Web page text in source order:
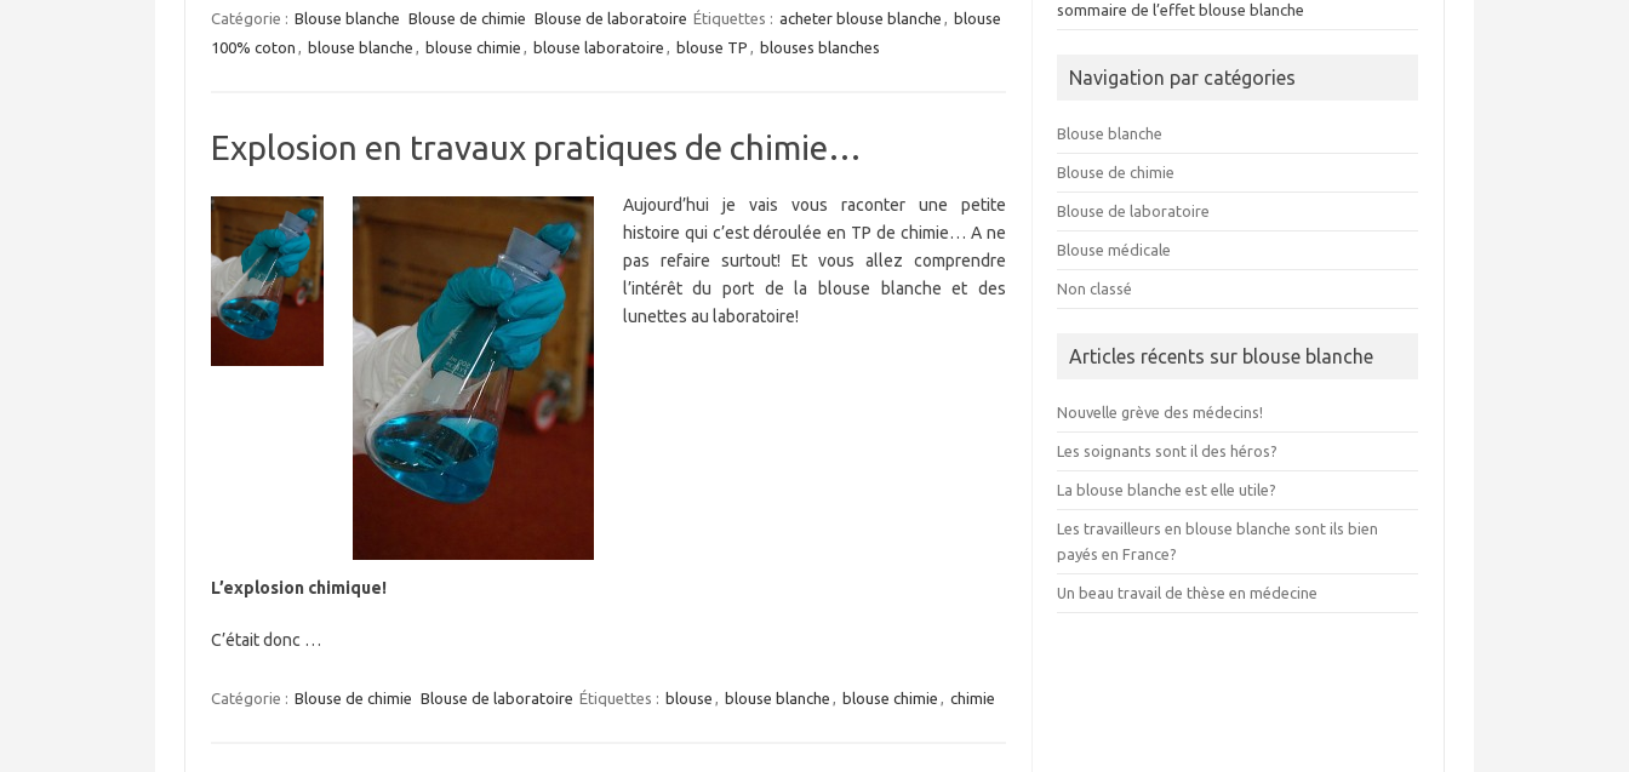
Catégorie : Blouse blanche Blouse de chimie Blouse de laboratoire Étiquettes : acheter blouse blanche , blouse
100% coton , blouse blanche , blouse chimie , blouse laboratoire , blouse TP , blouses blanches
Explosion en travaux pratiques de chimie…
Aujourd’hui je vais vous raconter une petite
histoire qui c’est déroulée en TP de chimie… A ne
pas refaire surtout! Et vous allez comprendre
l’intérêt du port de la blouse blanche et des
lunettes au laboratoire!
L’explosion chimique!
C’était donc …
Catégorie : Blouse de chimie Blouse de laboratoire Étiquettes : blouse , blouse blanche , blouse chimie , chimie
sommaire de l’effet blouse blanche
Navigation par catégories
Blouse blanche
Blouse de chimie
Blouse de laboratoire
Blouse médicale
Non classé
Articles récents sur blouse blanche
Nouvelle grève des médecins!
Les soignants sont il des héros?
La blouse blanche est elle utile?
Les travailleurs en blouse blanche sont ils bien
payés en France?
Un beau travail de thèse en médecine